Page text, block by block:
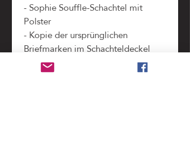
- Sophie Souffle-Schachtel mit
Polster
- Kopie der ursprünglichen
Briefmarken im Schachteldeckel
(zeigt alle Teile und Informationen
(oft z.B. Jahreszahlen oder Namen